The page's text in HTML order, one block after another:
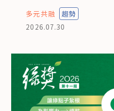
多元共融
趨勢
2026.07.30